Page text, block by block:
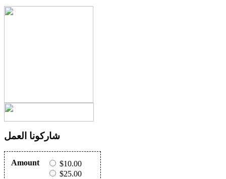
شاركونا العمل
Amount
$10.00
$25.00